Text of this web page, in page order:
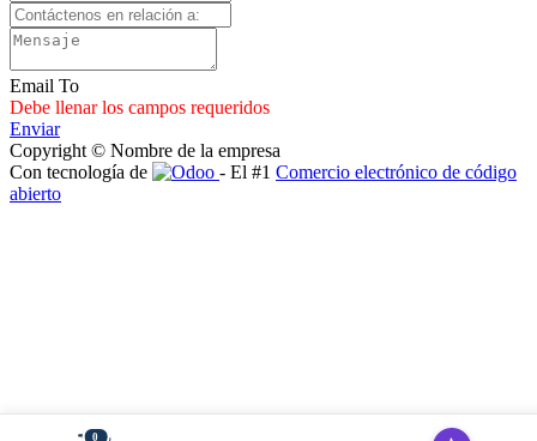
Email To
Debe llenar los campos requeridos
Enviar
Copyright © Nombre de la empresa
Con tecnología de
- El #1 Comercio electrónico de código
abierto
0